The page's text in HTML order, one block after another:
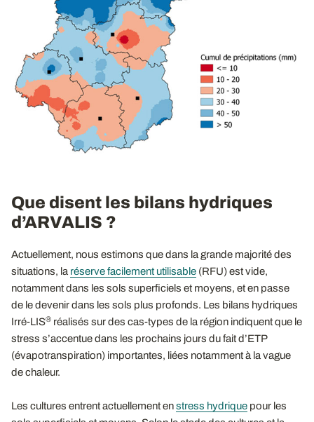
Que disent les bilans hydriques
d’ARVALIS ?
Actuellement, nous estimons que dans la grande majorité des
situations, la réserve facilement utilisable (RFU) est vide,
notamment dans les sols superficiels et moyens, et en passe
de le devenir dans les sols plus profonds. Les bilans hydriques
Irré-LIS® réalisés sur des cas-types de la région indiquent que le
stress s’accentue dans les prochains jours du fait d’ETP
(évapotranspiration) importantes, liées notamment à la vague
de chaleur.
Les cultures entrent actuellement enstress hydrique pour les